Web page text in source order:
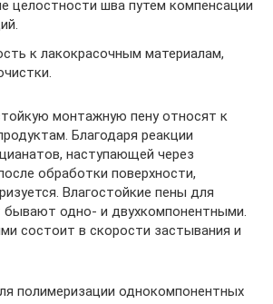
целостности шва путем компенсации
к лакокрасочным материалам,
монтажную пену относят к
Благодаря реакции
наступающей через
обработки поверхности,
Влагостойкие пены для
одно- и двухкомпонентными.
состоит в скорости застывания и
полимеризации однокомпонентных